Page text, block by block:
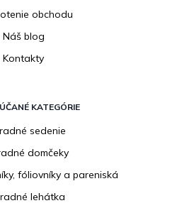
obchodu
Náš blog
Kontakty
KATEGÓRIE
sedenie
domčeky
fóliovníky a pareniská
lehátka